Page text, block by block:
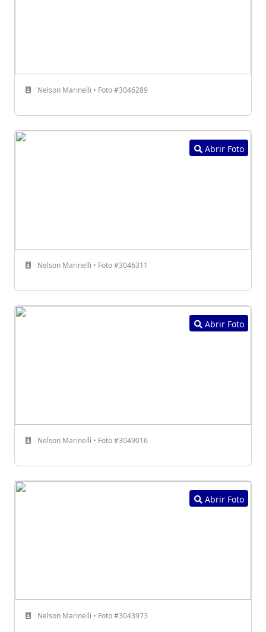
Nelson Marinelli • Foto #3046289
Abrir Foto
Nelson Marinelli • Foto #3046311
Abrir Foto
Nelson Marinelli • Foto #3049016
Abrir Foto
Nelson Marinelli • Foto #3043973